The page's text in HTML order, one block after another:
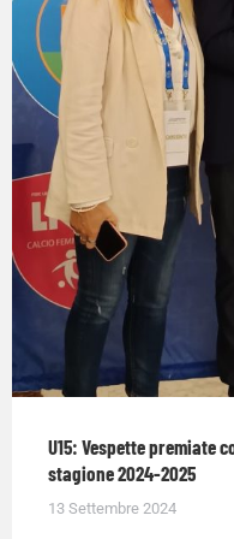
U15: Vespette premiate
stagione 2024-2025
13 Settembre 2024